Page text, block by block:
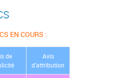
EN COURS :
de
Avis
d’attribution